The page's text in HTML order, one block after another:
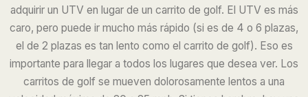
adquirir un UTV en lugar de un carrito de golf. El UTV es más
caro, pero puede ir mucho más rápido (si es de 4 o 6 plazas,
el de 2 plazas es tan lento como el carrito de golf). Eso es
importante para llegar a todos los lugares que desea ver. Los
carritos de golf se mueven dolorosamente lentos a una